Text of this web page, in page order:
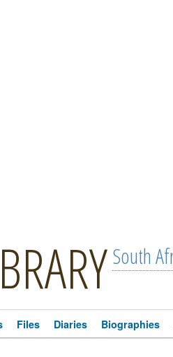
South
Files Diaries Biographies